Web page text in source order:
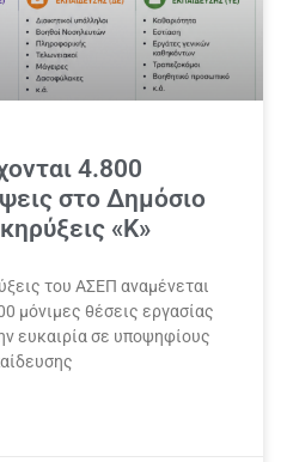
4.800
στο Δημόσιο
«Κ»
του ΑΣΕΠ αναμένεται
μόνιμες θέσεις εργασίας
ευκαιρία σε υποψηφίους